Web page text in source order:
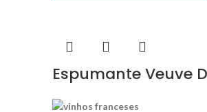
Espumante Veuve